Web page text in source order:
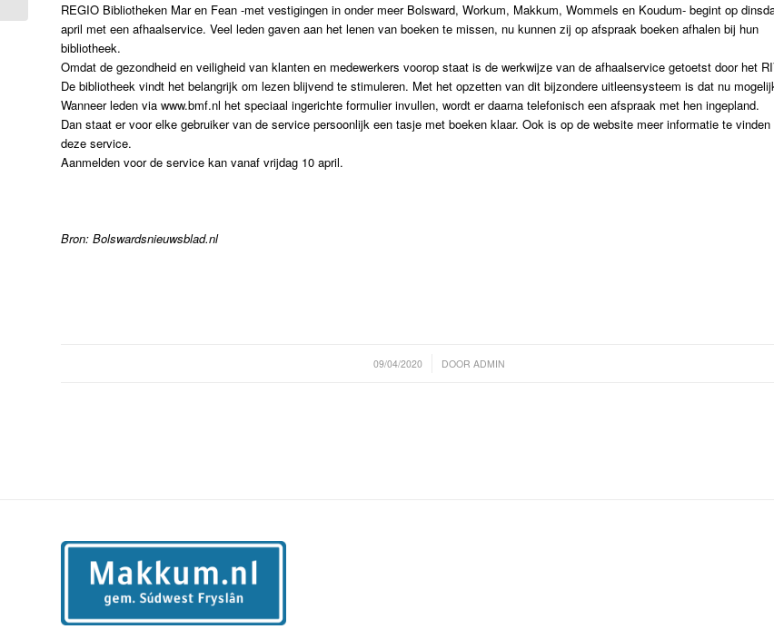
REGIO Bibliotheken Mar en Fean -met vestigingen in onder meer Bolsward, Workum, Makkum, Wommels en Koudum- begint op
april met een afhaalservice. Veel leden gaven aan het lenen van boeken te missen, nu kunnen zij op afspraak boeken afhalen bij hun
bibliotheek.
Omdat de gezondheid en veiligheid van klanten en medewerkers voorop staat is de werkwijze van de afhaalservice getoetst door het
De bibliotheek vindt het belangrijk om lezen blijvend te stimuleren. Met het opzetten van dit bijzondere uitleensysteem is dat nu
Wanneer leden via www.bmf.nl het speciaal ingerichte formulier invullen, wordt er daarna telefonisch een afspraak met hen ingepland.
Dan staat er voor elke gebruiker van de service persoonlijk een tasje met boeken klaar. Ook is op de website meer informatie te vinden
deze service.
Aanmelden voor de service kan vanaf vrijdag 10 april.
Bron: Bolswardsnieuwsblad.nl
09/04/2020
/ DOORADMIN